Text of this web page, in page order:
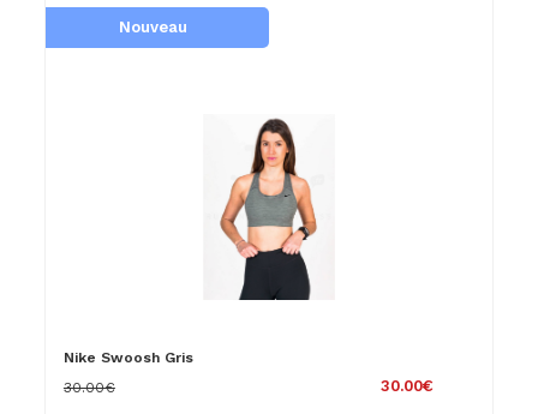
Nouveau
Nike Swoosh Gris
30.00€
30.00€